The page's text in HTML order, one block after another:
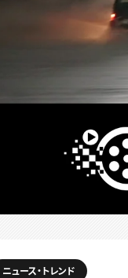
ニュース・トレンド